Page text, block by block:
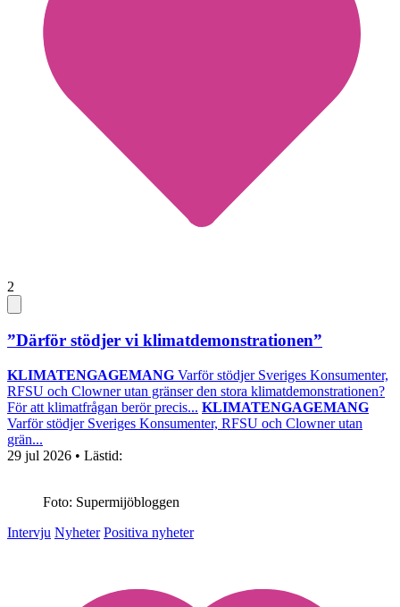
2
”Därför stödjer vi klimatdemonstrationen”
KLIMATENGAGEMANG Varför stödjer Sveriges Konsumenter,
RFSU och Clowner utan gränser den stora klimatdemonstrationen?
För att klimatfrågan berör precis... KLIMATENGAGEMANG
Varför stödjer Sveriges Konsumenter, RFSU och Clowner utan
grän...
29 jul 2026 • Lästid:
Foto: Supermijöbloggen
Intervju Nyheter Positiva nyheter